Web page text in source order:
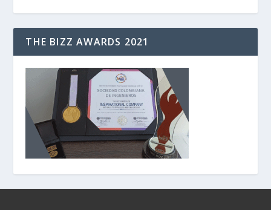
THE BIZZ AWARDS 2021